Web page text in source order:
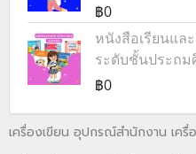
฿0
หนังสือเรียนแล
ระดับชั้นประถ
฿0
เครื่องเขียน อุปกรณ์สำนักงาน เครื่